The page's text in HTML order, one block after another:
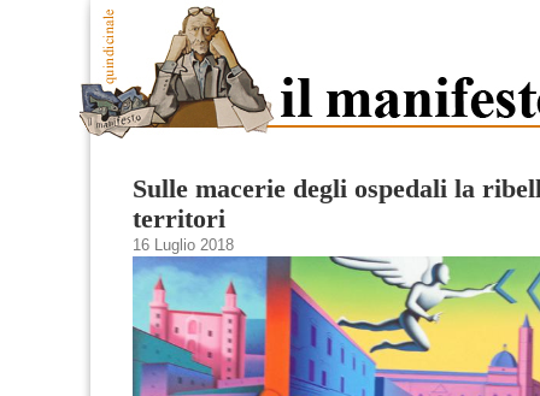
Sulle macerie degli ospedali la
territori
16 Luglio 2018